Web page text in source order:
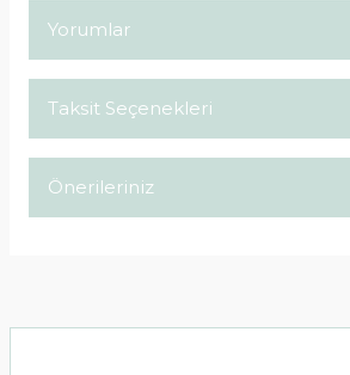
Yorumlar
Taksit Seçenekleri
Önerileriniz